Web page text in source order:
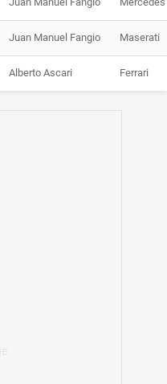
Juan Manuel Fangio Maserati
Alberto Ascari Ferrari